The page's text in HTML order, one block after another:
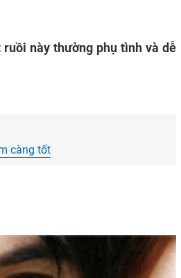
này thường phụ tình và dễ
càng tốt